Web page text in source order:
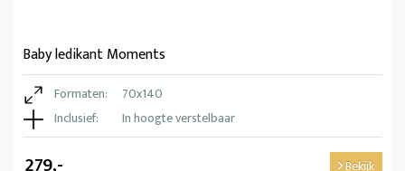
Baby ledikant Moments
Formaten:
70x140
Inclusief:
In hoogte verstelbaar
Bekijk